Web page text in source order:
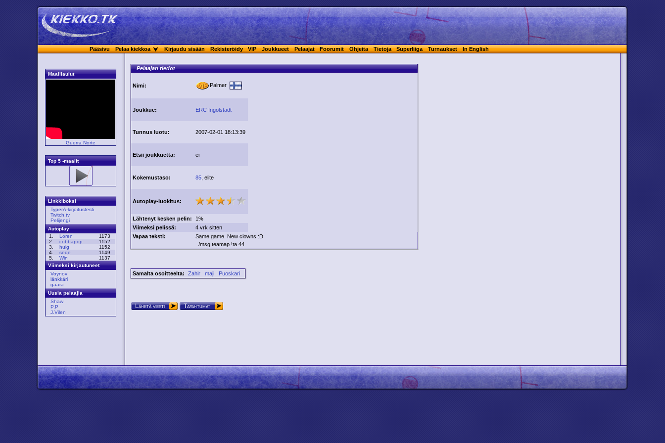
Pääsivu Pelaa kiekkoa Kirjaudu sisään Rekisteröidy VIP Joukkueet Pelaajat Foorumit Ohjeita Tietoja Superliiga Turnaukset In English
Maalilaulut
Guerra Norte
Top 5 -maalit
Linkkiboksi
TyperA-kirjoitustesti
Twitch.tv
Pelijengi
Autoplay
1.
Loren
1173
2.
cobbapop
1152
3.
huig
1152
4.
seqe
1149
5.
Win
1137
Viimeksi kirjautuneet
Voynov
länkkäri
gaara
Uusia pelaajia
Shaw
P.P
J.Vilen
Pelaajan tiedot
Nimi: Palmer
Joukkue: ERC Ingolstadt
Tunnus luotu: 2007-02-01 18:13:39
Etsii joukkuetta: ei
Kokemustaso: 85 , elite
Autoplay-luokitus:
Lähtenyt kesken pelin:
1%
Viimeksi pelissä:
4 vrk sitten
Vapaa teksti:
Same game. New clowns :D
/msg teamap !ta 44
Samalta osoitteelta: Zahir maji Puoskari
Lähetä viesti Tapahtumat